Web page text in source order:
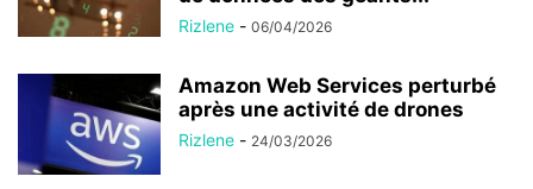
Rizlene - 06/04/2026
Amazon Web Services perturbé
après une activité de drones
Rizlene - 24/03/2026